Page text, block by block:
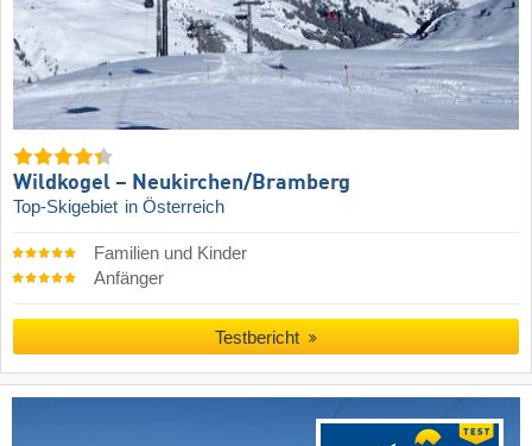
Wildkogel – Neukirchen/​Bramberg
Top-Skigebiet in Österreich
Familien und Kinder
Anfänger
Testbericht